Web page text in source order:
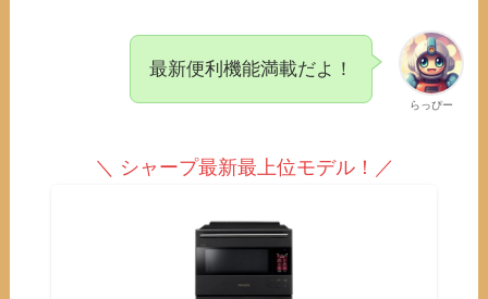
らっぴー
最新便利機能満載だよ！
＼ シャープ最新最上位モデル！／